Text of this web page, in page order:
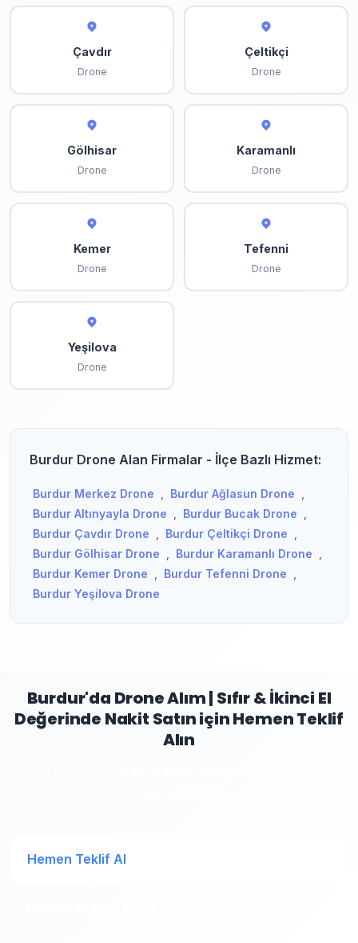
Çavdır
Drone
Çeltikçi
Drone
Gölhisar
Drone
Karamanlı
Drone
Kemer
Drone
Tefenni
Drone
Yeşilova
Drone
Burdur Drone Alan Firmalar - İlçe Bazlı Hizmet:
Burdur Merkez Drone Burdur Ağlasun Drone
Burdur Altınyayla Drone
Burdur Bucak Drone
Burdur Çavdır Drone
Burdur Çeltikçi Drone
Burdur Gölhisar Drone
Burdur Karamanlı Drone
Burdur Kemer Drone
Burdur Tefenni Drone
Burdur Yeşilova Drone
Burdur'da Drone Alım | Sıfır & İkinci El
Değerinde Nakit Satın için Hemen Teklif
Alın
Hemen Teklif Al